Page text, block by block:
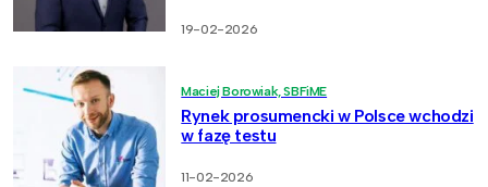
19-02-2026
Maciej Borowiak, SBFiME
Rynek prosumencki w Polsce wchodzi
w fazę testu
11-02-2026